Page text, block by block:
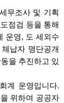
무조사 및 기획
점검 등을 통해
운영, 도 세외수
납자 명단공개
을 추진하고 있
계 운영입니다.
위하여 공공자